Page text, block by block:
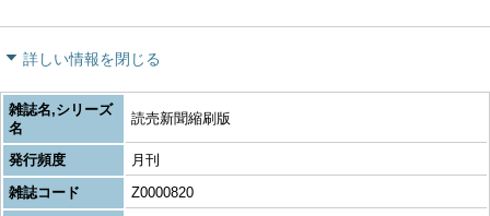
詳しい情報を閉じる
雑誌名,シリーズ
名
読売新聞縮刷版
発行頻度
月刊
雑誌コード
Z0000820